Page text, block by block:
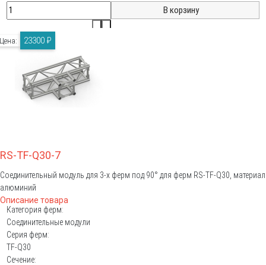
RS-TF-Q30-7
Соединительный модуль для 3-х ферм под 90° для ферм RS-TF-Q30, материал
алюминий
Описание товара
Цена: 23300 ₽
Категория ферм:
Соединительные модули
Серия ферм:
TF-Q30
Сечение: